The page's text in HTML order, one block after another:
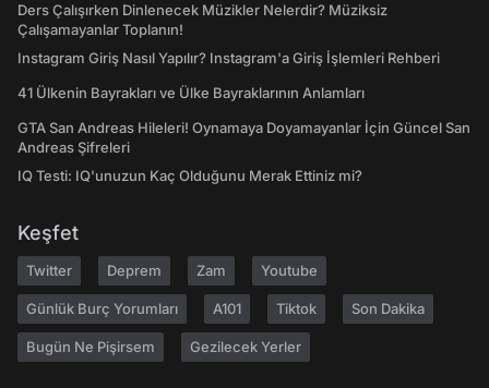
Ders Çalışırken Dinlenecek Müzikler Nelerdir? Müziksiz
Çalışamayanlar Toplanın!
Instagram Giriş Nasıl Yapılır? Instagram'a Giriş İşlemleri Rehberi
41 Ülkenin Bayrakları ve Ülke Bayraklarının Anlamları
GTA San Andreas Hileleri! Oynamaya Doyamayanlar İçin Güncel San
Andreas Şifreleri
IQ Testi: IQ'unuzun Kaç Olduğunu Merak Ettiniz mi?
Keşfet
Twitter Deprem Zam Youtube
Günlük Burç Yorumları A101 Tiktok Son Dakika
Bugün Ne Pişirsem Gezilecek Yerler